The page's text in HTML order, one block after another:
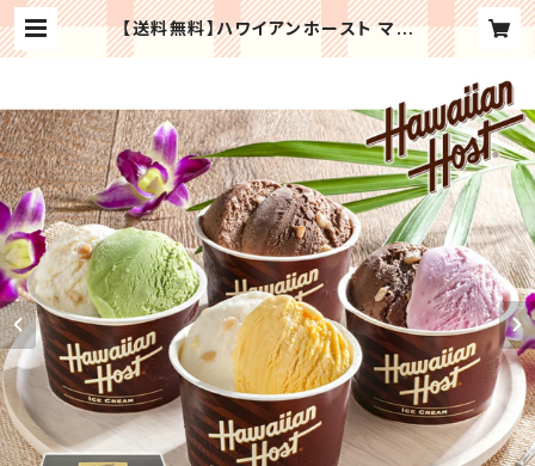
【送料無料】ハワイアンホースト マカ
デミアナッツチョコアイス ＜4種類8
ーツ ギフト プレゼント お取り寄せ |
Regaloセレクトギフト